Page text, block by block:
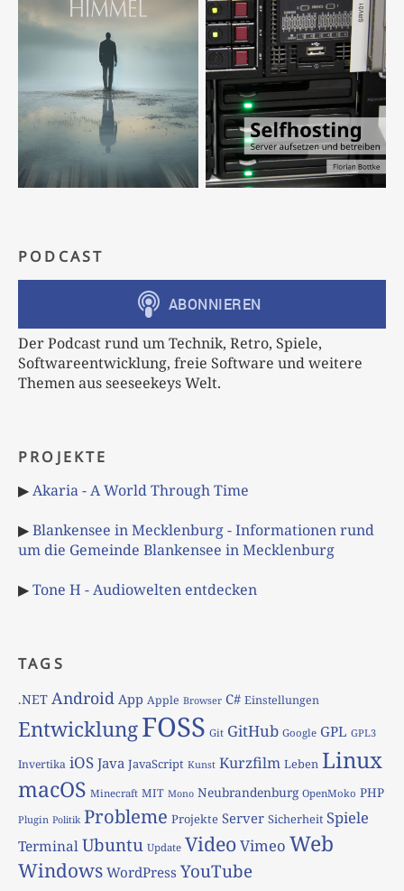
PODCAST
Der Podcast rund um Technik, Retro, Spiele,
Softwareentwicklung, freie Software und weitere
Themen aus seeseekeys Welt.
PROJEKTE
▶Akaria - A World Through Time
▶Blankensee in Mecklenburg - Informationen rund
um die Gemeinde Blankensee in Mecklenburg
▶Tone H - Audiowelten entdecken
TAGS
.NET Android App Apple Browser C# Einstellungen
EntwicklungFOSS Git GitHub Google GPL GPL3
Invertika iOS Java JavaScript Kunst Kurzfilm Leben Linux
macOS Minecraft MIT Mono Neubrandenburg OpenMoko PHP
Plugin Politik Probleme Projekte Server Sicherheit Spiele
TerminalUbuntu Update VideoVimeo Web
Windows WordPress YouTube